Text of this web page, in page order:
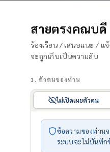
สายตรงคณบดี
ร้องเรียน / เสนอแนะ / แ
จะถูกเก็บเป็นความลับ
1. ตัวตนของท่าน
ไม่เปิดเผยตัวตน
ข้อความของท่าน
ระบบจะไม่บันทึก